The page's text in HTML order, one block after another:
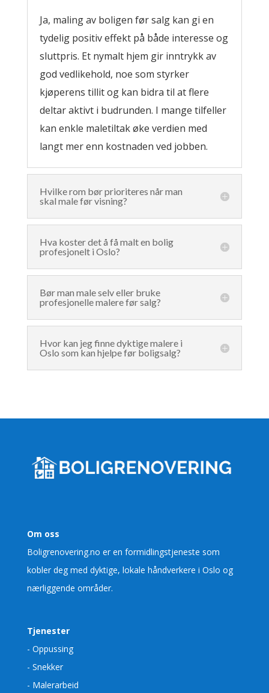
Ja, maling av boligen før salg kan gi en
tydelig positiv effekt på både interesse og
sluttpris. Et nymalt hjem gir inntrykk av
god vedlikehold, noe som styrker
kjøperens tillit og kan bidra til at flere
deltar aktivt i budrunden. I mange tilfeller
kan enkle maletiltak øke verdien med
langt mer enn kostnaden ved jobben.
Hvilke rom bør prioriteres når man
skal male før visning?
Hva koster det å få malt en bolig
profesjonelt i Oslo?
Bør man male selv eller bruke
profesjonelle malere før salg?
Hvor kan jeg finne dyktige malere i
Oslo som kan hjelpe før boligsalg?
Om oss
Boligrenovering.no er en formidlingstjeneste som
kobler deg med dyktige, lokale håndverkere i Oslo og
nærliggende områder.
Tjenester
- Oppussing
- Snekker
- Malerarbeid